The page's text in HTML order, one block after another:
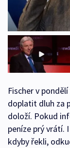
Fischer v
doplatit dluh za
doloží. Pokud
peníze prý vrátí.
kdyby řekli,